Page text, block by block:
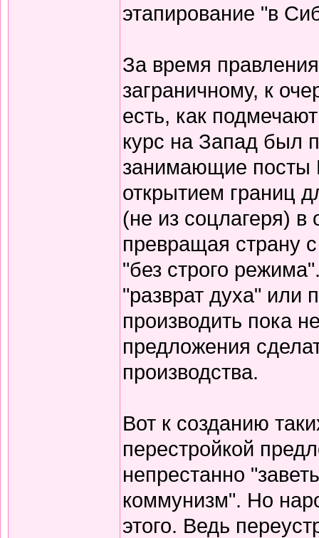
этапирование "в
За время
заграничному, к
есть, как
курс на Запад был
занимающие посты
открытием границ
(не из соцлагеря)
превращая страну
"без строго
"разврат духа" или
производить пока
предложения
производства.
Вот к созданию
перестройкой
непрестанно
коммунизм". Но
этого. Ведь